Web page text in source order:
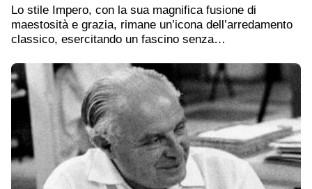
Lo stile Impero, con la sua magnifica fusione di
maestosità e grazia, rimane un’icona dell’arredamento
classico, esercitando un fascino senza…